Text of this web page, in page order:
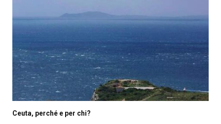
Ceuta, perché e per chi?